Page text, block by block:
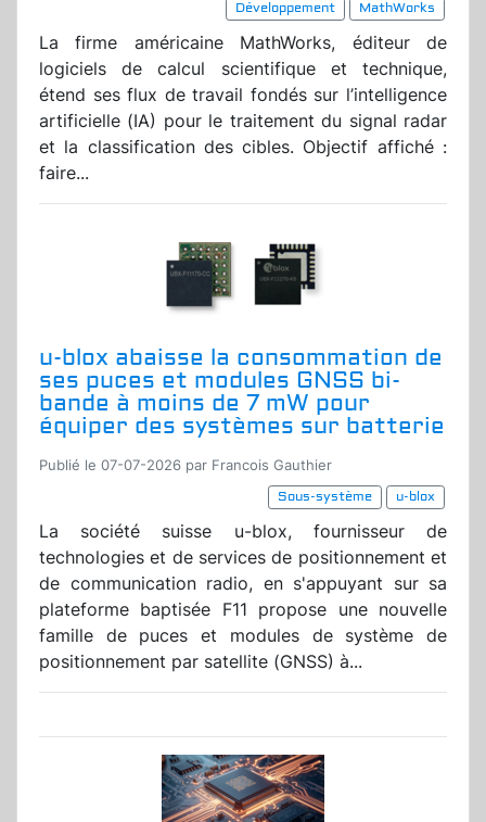
Développement MathWorks
La firme américaine MathWorks, éditeur de
logiciels de calcul scientifique et technique,
étend ses flux de travail fondés sur l’intelligence
artificielle (IA) pour le traitement du signal radar
et la classification des cibles. Objectif affiché :
faire...
u-blox abaisse la consommation de
ses puces et modules GNSS bi-
bande à moins de 7 mW pour
équiper des systèmes sur batterie
Publié le 07-07-2026 par Francois Gauthier
Sous-système
u-blox
La société suisse u-blox, fournisseur de
technologies et de services de positionnement et
de communication radio, en s'appuyant sur sa
plateforme baptisée F11 propose une nouvelle
famille de puces et modules de système de
positionnement par satellite (GNSS) à...